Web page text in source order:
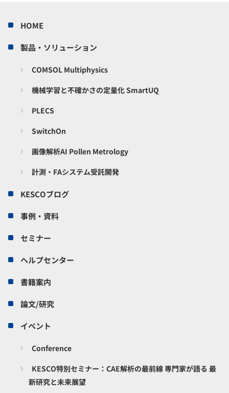
HOME
製品・ソリューション
COMSOL Multiphysics
機械学習と不確かさの定量化 SmartUQ
PLECS
SwitchOn
画像解析AI Pollen Metrology
計測・FAシステム受託開発
KESCOブログ
事例・資料
セミナー
ヘルプセンター
書籍案内
論文/研究
イベント
Conference
KESCO特別セミナー：CAE解析の最前線 専門家が語る 最
新研究と未来展望